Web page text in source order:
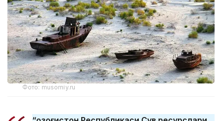
Фото: musorniy.ru